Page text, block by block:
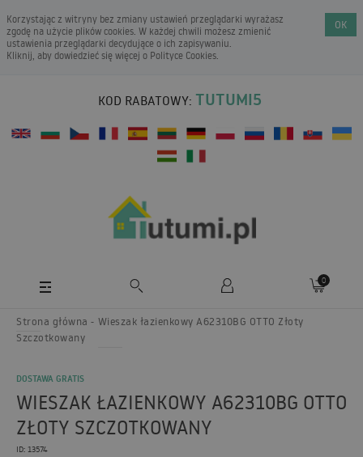
Korzystając z witryny bez zmiany ustawień przeglądarki wyrażasz
zgodę na użycie plików cookies. W każdej chwili możesz zmienić
ustawienia przeglądarki decydujące o ich zapisywaniu.
Kliknij, aby dowiedzieć się więcej o Polityce Cookies.
OK
KOD RABATOWY: TUTUMI5
0
Strona główna
Wieszak łazienkowy A62310BG OTTO Złoty
Szczotkowany
DOSTAWA GRATIS
WIESZAK ŁAZIENKOWY A62310BG OTTO
ZŁOTY SZCZOTKOWANY
ID: 13574